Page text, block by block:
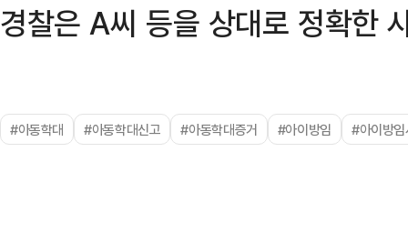
경찰은 A씨 등을 상대로 정확한
#아동학대 #아동학대신고 #아동학대증거 #아이방임 #아이방